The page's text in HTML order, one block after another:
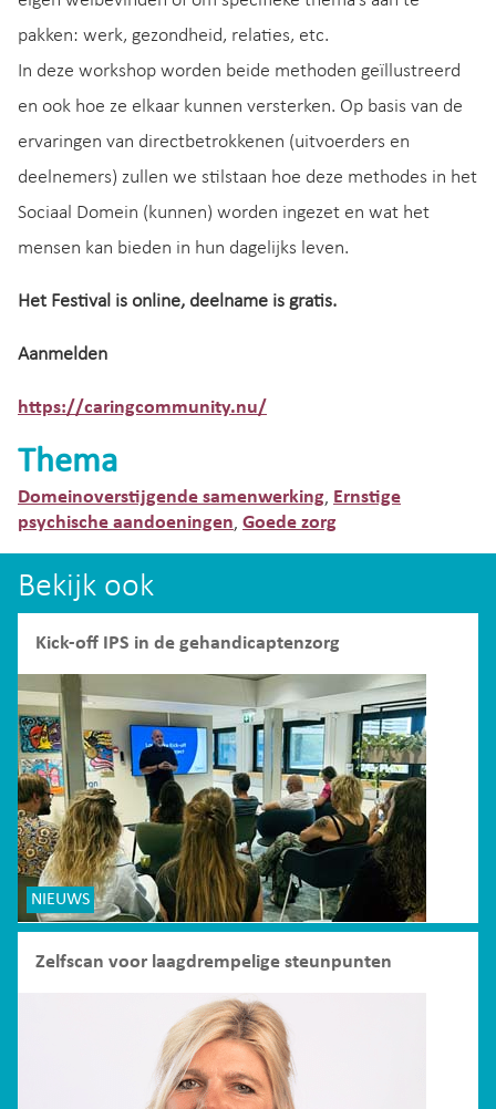
pakken: werk, gezondheid, relaties, etc.
In deze workshop worden beide methoden geïllustreerd
en ook hoe ze elkaar kunnen versterken. Op basis van de
ervaringen van directbetrokkenen (uitvoerders en
deelnemers) zullen we stilstaan hoe deze methodes in het
Sociaal Domein (kunnen) worden ingezet en wat het
mensen kan bieden in hun dagelijks leven.
Het Festival is online, deelname is gratis.
Aanmelden
https://caringcommunity.nu/
Thema
Domeinoverstijgende samenwerking, Ernstige
psychische aandoeningen, Goede zorg
Bekijk ook
Kick-off IPS in de gehandicaptenzorg
NIEUWS
Zelfscan voor laagdrempelige steunpunten